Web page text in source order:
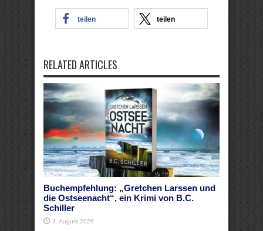
teilen teilen
RELATED ARTICLES
Buchempfehlung: „Gretchen Larssen und
die Ostseenacht“, ein Krimi von B.C.
Schiller
3. August 2026